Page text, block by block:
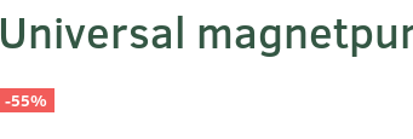
Universal
-55%